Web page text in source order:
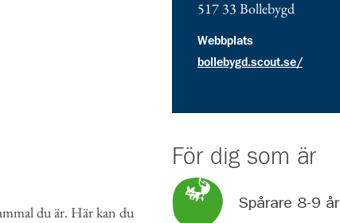
du är. Här kan du
517 33 Bollebygd
Webbplats
bollebygd.scout.se/
För dig som är
Spårare 8-9 år